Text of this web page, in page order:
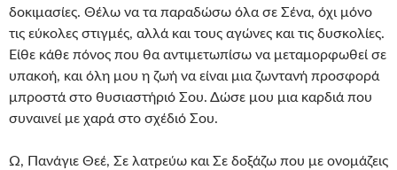
δοκιμασίες. Θέλω να τα παραδώσω όλα σε Σένα, όχι μόνο
τις εύκολες στιγμές, αλλά και τους αγώνες και τις δυσκολίες.
Είθε κάθε πόνος που θα αντιμετωπίσω να μεταμορφωθεί σε
υπακοή, και όλη μου η ζωή να είναι μια ζωντανή προσφορά
μπροστά στο θυσιαστήριό Σου. Δώσε μου μια καρδιά που
συναινεί με χαρά στο σχέδιό Σου.
Ω, Πανάγιε Θεέ, Σε λατρεύω και Σε δοξάζω που με ονομάζεις